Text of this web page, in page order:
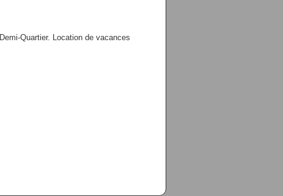
Quartier. Location de vacances